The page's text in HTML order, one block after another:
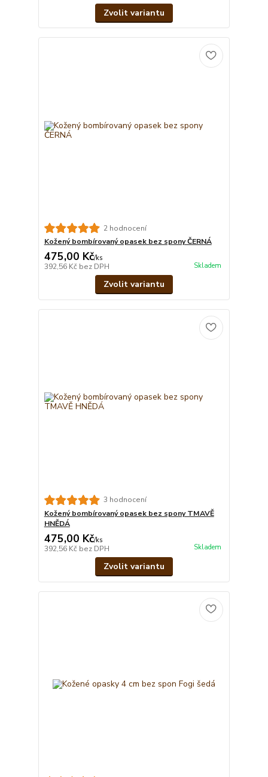
Zvolit variantu
2 hodnocení
Kožený bombírovaný opasek bez spony ČERNÁ
475,00 Kč/ks
392,56 Kč bez DPH Skladem
Zvolit variantu
3 hodnocení
Kožený bombírovaný opasek bez spony TMAVĚ
HNĚDÁ
475,00 Kč/ks
392,56 Kč bez DPH Skladem
Zvolit variantu